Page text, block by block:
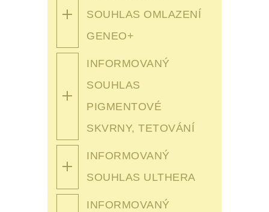
SOUHLAS OMLAZENÍ
GENEO+
INFORMOVANÝ
SOUHLAS
PIGMENTOVÉ
SKVRNY, TETOVÁNÍ
INFORMOVANÝ
SOUHLAS ULTHERA
INFORMOVANÝ